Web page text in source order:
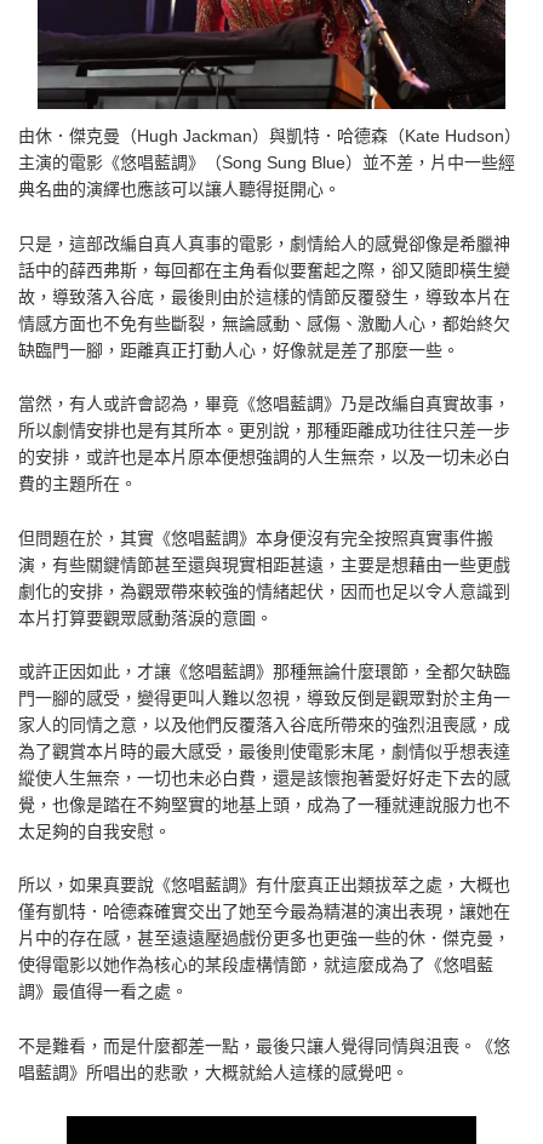
由休．傑克曼（Hugh Jackman）與凱特．哈德森（Kate Hudson）
主演的電影《悠唱藍調》（Song Sung Blue）並不差，片中一些經
典名曲的演繹也應該可以讓人聽得挺開心。
只是，這部改編自真人真事的電影，劇情給人的感覺卻像是希臘神
話中的薛西弗斯，每回都在主角看似要奮起之際，卻又隨即橫生變
故，導致落入谷底，最後則由於這樣的情節反覆發生，導致本片在
情感方面也不免有些斷裂，無論感動、感傷、激勵人心，都始終欠
缺臨門一腳，距離真正打動人心，好像就是差了那麼一些。
當然，有人或許會認為，畢竟《悠唱藍調》乃是改編自真實故事，
所以劇情安排也是有其所本。更別說，那種距離成功往往只差一步
的安排，或許也是本片原本便想強調的人生無奈，以及一切未必白
費的主題所在。
但問題在於，其實《悠唱藍調》本身便沒有完全按照真實事件搬
演，有些關鍵情節甚至還與現實相距甚遠，主要是想藉由一些更戲
劇化的安排，為觀眾帶來較強的情緒起伏，因而也足以令人意識到
本片打算要觀眾感動落淚的意圖。
或許正因如此，才讓《悠唱藍調》那種無論什麼環節，全都欠缺臨
門一腳的感受，變得更叫人難以忽視，導致反倒是觀眾對於主角一
家人的同情之意，以及他們反覆落入谷底所帶來的強烈沮喪感，成
為了觀賞本片時的最大感受，最後則使電影末尾，劇情似乎想表達
縱使人生無奈，一切也未必白費，還是該懷抱著愛好好走下去的感
覺，也像是踏在不夠堅實的地基上頭，成為了一種就連說服力也不
太足夠的自我安慰。
所以，如果真要說《悠唱藍調》有什麼真正出類拔萃之處，大概也
僅有凱特．哈德森確實交出了她至今最為精湛的演出表現，讓她在
片中的存在感，甚至遠遠壓過戲份更多也更強一些的休．傑克曼，
使得電影以她作為核心的某段虛構情節，就這麼成為了《悠唱藍
調》最值得一看之處。
不是難看，而是什麼都差一點，最後只讓人覺得同情與沮喪。《悠
唱藍調》所唱出的悲歌，大概就給人這樣的感覺吧。